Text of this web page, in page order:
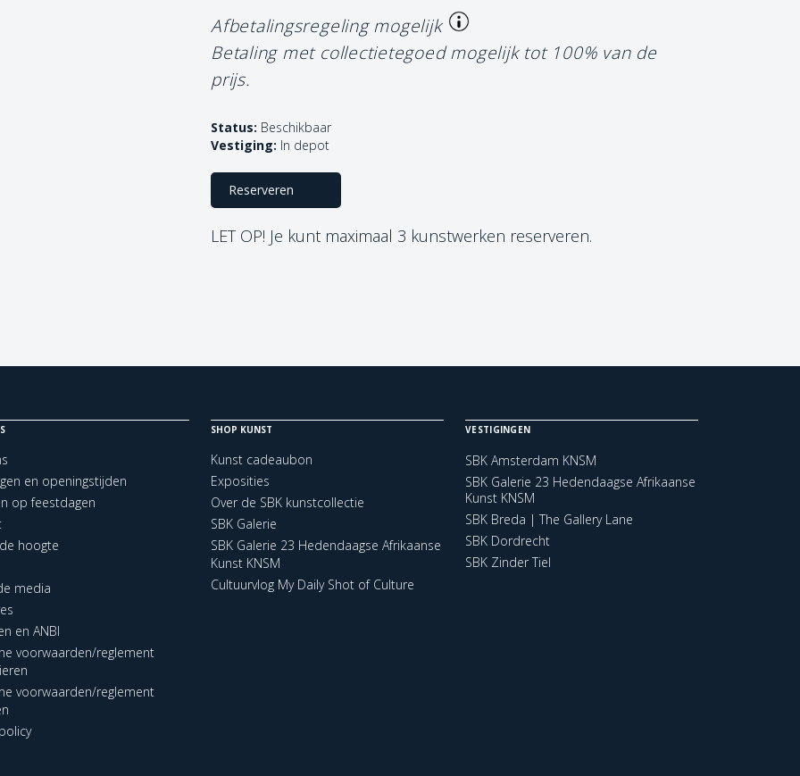
Afbetalingsregeling mogelijk
Betaling met collectietegoed mogelijk tot 100% van de
prijs.
Status: Beschikbaar
Vestiging: In depot
Reserveren
LET OP! Je kunt maximaal 3 kunstwerken reserveren.
en openingstijden
op feestdagen
hoogte
media
en ANBI
voorwaarden/reglement
voorwaarden/reglement
SHOP KUNST
Kunst cadeaubon
Exposities
Over de SBK kunstcollectie
SBK Galerie
SBK Galerie 23 Hedendaagse Afrikaanse
Kunst KNSM
Cultuurvlog My Daily Shot of Culture
VESTIGINGEN
SBK Amsterdam KNSM
SBK Galerie 23 Hedendaagse Afrikaanse
Kunst KNSM
SBK Breda | The Gallery Lane
SBK Dordrecht
SBK Zinder Tiel